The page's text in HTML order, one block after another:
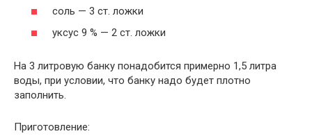
соль — 3 ст. ложки
уксус 9 % — 2 ст. ложки
На 3 литровую банку понадобится примерно 1,5 литра
воды, при условии, что банку надо будет плотно
заполнить.
Приготовление: